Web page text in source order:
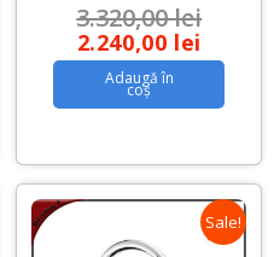
3.320,00lei
2.240,00 lei
Adaugă în
coș
Sale!